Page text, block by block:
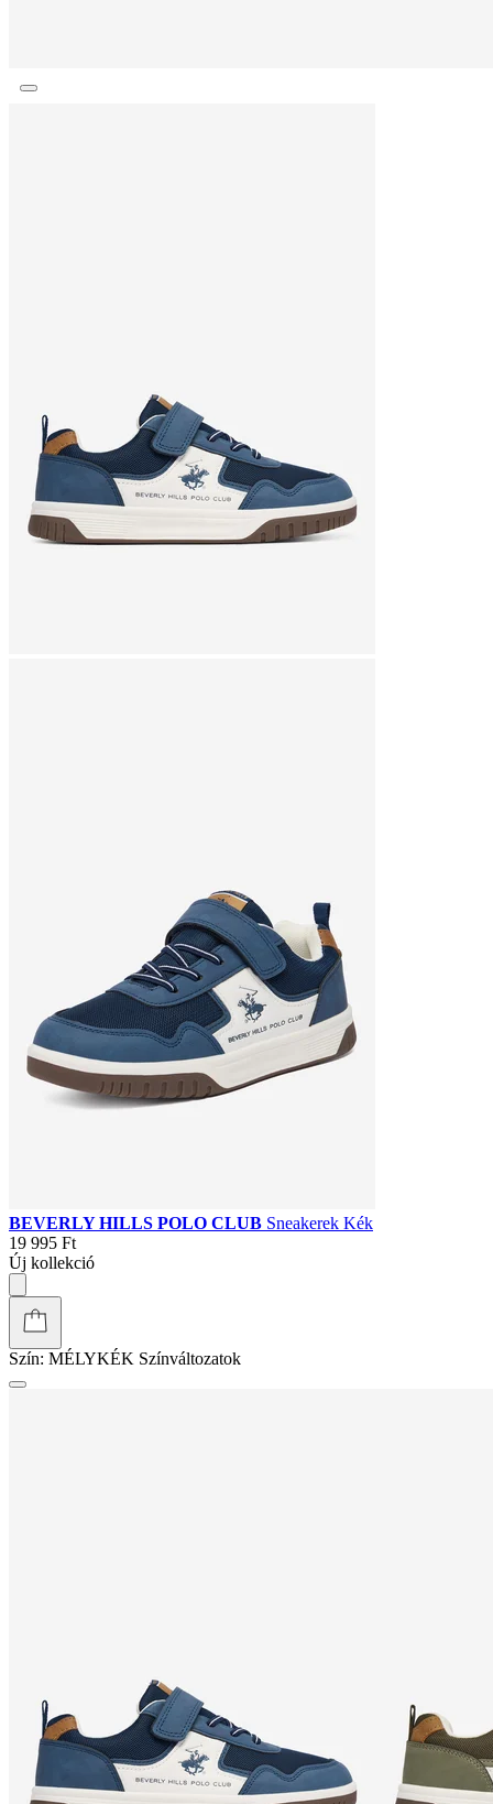
BEVERLY HILLS POLO CLUB Sneakerek Kék
19 995 Ft
Új kollekció
Szín: MÉLYKÉK Színváltozatok